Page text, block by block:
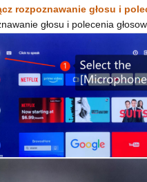
rozpoznawanie głosu i
głosu i polecenia